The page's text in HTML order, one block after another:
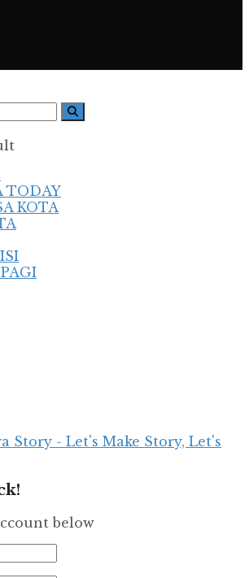
TODAY
KOTA
Story - Let's Make Story, Let's
below